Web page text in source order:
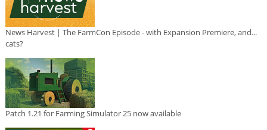
News Harvest | The FarmCon Episode - with Expansion Premiere, and...
cats?
Patch 1.21 for Farming Simulator 25 now available